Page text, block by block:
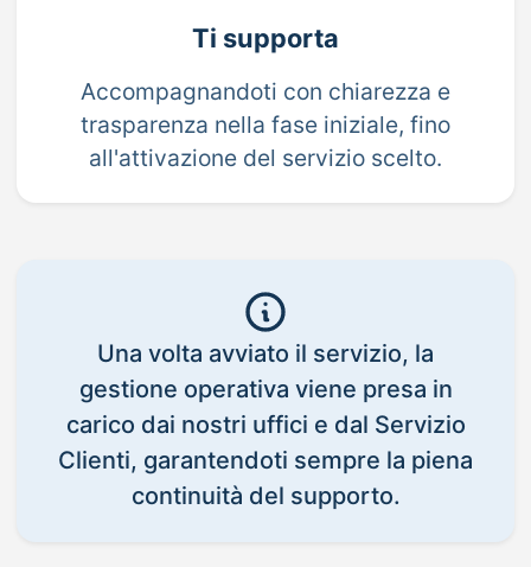
Ti supporta
Accompagnandoti con chiarezza e
trasparenza nella fase iniziale, fino
all'attivazione del servizio scelto.
Una volta avviato il servizio, la
gestione operativa viene presa in
carico dai nostri uffici e dal Servizio
Clienti, garantendoti sempre la piena
continuità del supporto.